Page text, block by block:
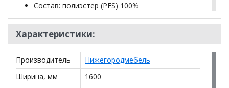
Состав: полиэстер (PES) 100%
Количество циклов истирания более 30 000
Основные преимущества:
легкая чистка
гладкая плотная текстура
высокая износостойкость
Характеристики:
Производитель
Нижегородмебель
Ширина, мм
1600